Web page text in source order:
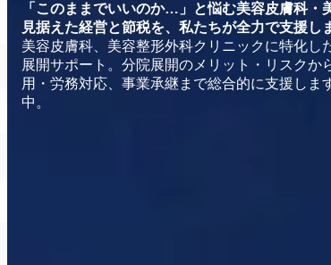
「このままでいいのか…」と悩む美容皮膚科・
見据えた経営と節税を、私たちが全力で支援し
美容皮膚科、美容整形外科クリニックに特化し
展開サポート。分院展開のメリット・リスク
用・労務対応、事業承継まで総合的に支援し
中。